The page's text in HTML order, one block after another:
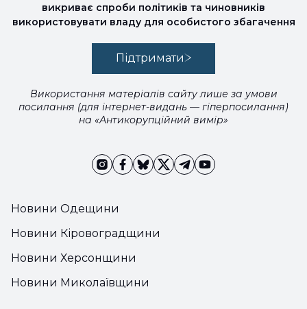
Новини Одещини
Новини Кіровоградщини
Новини Херсонщини
Новини Миколаївщини
викриває спроби політиків та чиновників
використовувати владу для особистого збагачення
Підтримати
Використання матеріалів сайту лише за умови
посилання (для інтернет-видань — гіперпосилання)
на «Антикорупційний вимір»